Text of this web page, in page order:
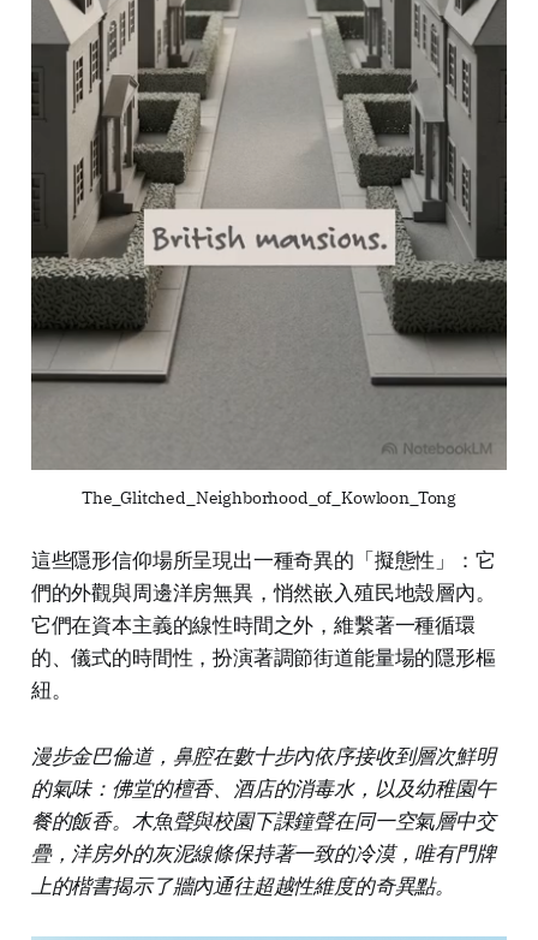
The_Glitched_Neighborhood_of_Kowloon_Tong
這些隱形信仰場所呈現出一種奇異的「擬態性」：它
們的外觀與周邊洋房無異，悄然嵌入殖民地殼層內。
它們在資本主義的線性時間之外，維繫著一種循環
的、儀式的時間性，扮演著調節街道能量場的隱形樞
紐。
漫步金巴倫道，鼻腔在數十步內依序接收到層次鮮明
的氣味：佛堂的檀香、酒店的消毒水，以及幼稚園午
餐的飯香。木魚聲與校園下課鐘聲在同一空氣層中交
疊，洋房外的灰泥線條保持著一致的冷漠，唯有門牌
上的楷書揭示了牆內通往超越性維度的奇異點。